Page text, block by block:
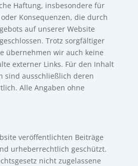
Haftung, insbesondere für
Konsequenzen, die durch
auf unserer Website
Trotz sorgfältiger
übernehmen wir auch keine
externer Links. Für den Inhalt
sind ausschließlich deren
Alle Angaben ohne
veröffentlichten Beiträge
urheberrechtlich geschützt.
nicht zugelassene